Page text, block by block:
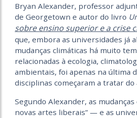
Bryan Alexander, professor
de Georgetown e autor do livro
sobre ensino superior e a crise
que, embora as universidades já
mudanças climáticas há muito
relacionadas à ecologia,
ambientais, foi apenas na última
disciplinas começaram a tratar do
Segundo Alexander, as mudanças
novas artes liberais” — e as